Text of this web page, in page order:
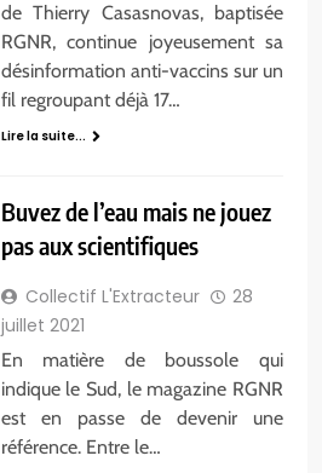
de Thierry Casasnovas, baptisée
RGNR, continue joyeusement sa
désinformation anti-vaccins sur un
fil regroupant déjà 17…
Lire la suite...
Buvez de l’eau mais ne jouez
pas aux scientifiques
Collectif L'Extracteur
28
juillet 2021
En matière de boussole qui
indique le Sud, le magazine RGNR
est en passe de devenir une
référence. Entre le…